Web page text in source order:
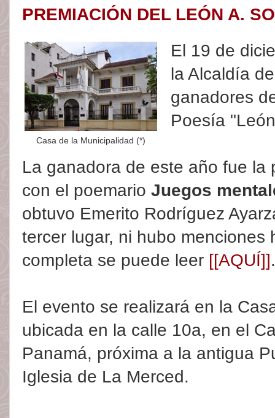
PREMIACIÓN DEL LEÓN A.
Casa de la Municipalidad (*)
El 19 de
la Alcaldía
ganadores
Poesía
La ganadora de este año fue la
con el poemario Juegos
obtuvo Emerito Rodríguez
tercer lugar, ni hubo menciones
completa se puede leer [[AQUÍ]].
El evento se realizará en la
ubicada en la calle 10a, en el
Panamá, próxima a la antigua
Iglesia de La Merced.